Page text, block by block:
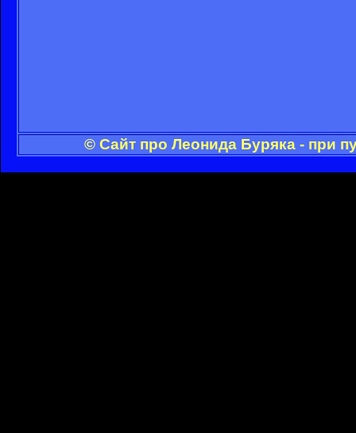
© Сайт про Леонида Буряка - при